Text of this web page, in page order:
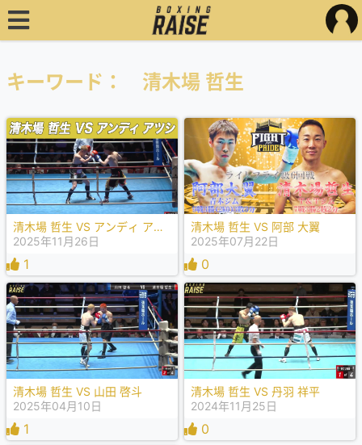
キーワード： 清木場 哲生
清木場 哲生 VS アンディ アツシ
2025年11月26日
1
清木場 哲生 VS 阿部 大翼
2025年07月22日
0
清木場 哲生 VS 山田 啓斗
2025年04月10日
1
清木場 哲生 VS 丹羽 祥平
2024年11月25日
0